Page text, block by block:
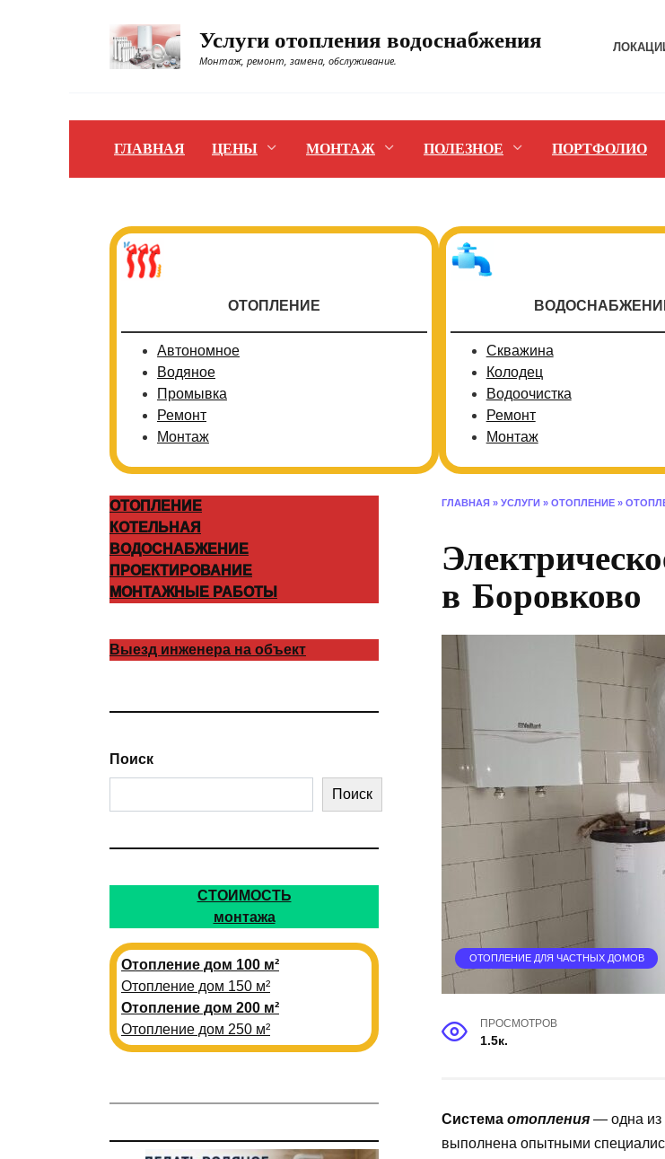
Услуги отопления водоснабжения
Монтаж, ремонт, замена, обслуживание.
ГЛАВНАЯ ЦЕНЫ МОНТАЖ ПОЛЕЗНОЕ ПОРТФОЛИО
ОТОПЛЕНИЕ
Автономное
Водяное
Промывка
Ремонт
Монтаж
Скважина
Колодец
Водоочистка
Ремонт
Монтаж
ГЛАВНАЯ » УСЛУГИ » ОТОПЛЕНИЕ »
в Боровково
ОТОПЛЕНИЕ ДЛЯ ЧАСТНЫХ ДОМОВ
ПРОСМОТРОВ
1.5к.
Система отопления — одна из
выполнена опытными
ОТОПЛЕНИЕ
КОТЕЛЬНАЯ
ВОДОСНАБЖЕНИЕ
ПРОЕКТИРОВАНИЕ
МОНТАЖНЫЕ РАБОТЫ
Выезд инженера на объект
Поиск
Поиск
СТОИМОСТЬ
монтажа
Отопление дом 100 м²
Отопление дом 150 м²
Отопление дом 200 м²
Отопление дом 250 м²